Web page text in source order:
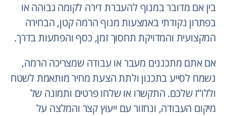
בין אם מדובר במנוף להעברת דירה לקומה גבוהה או
בפתרון נקודתי באמצעות מנוף הרמה קטן, הבחירה
המקצועית והמדויקת תחסוך זמן, כסף והפתעות בדרך.
אם אתם מתכננים מעבר או עבודה שמצריכה הרמה,
נשמח לסייע בתכנון ולתת הצעת מחיר מותאמת לשטח
וללו”ז שלכם. התקשרו או שלחו פרטים ותמונה של
מיקום העבודה, ונחזור עם ייעוץ קצר והמלצה על